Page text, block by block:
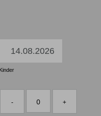
Press
down
14.08.2026
Kinder
- 0 +